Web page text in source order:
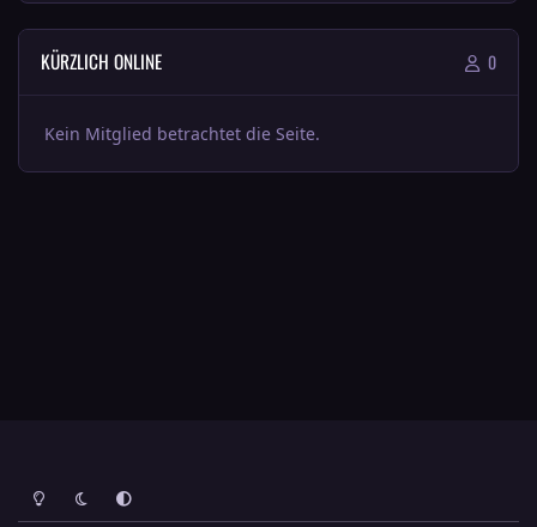
KÜRZLICH ONLINE 0
Kein Mitglied betrachtet die Seite.
Heller ModusDunkler ModusSystemeinstellung